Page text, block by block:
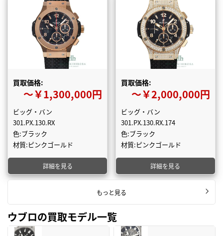
買取価格:
〜￥1,300,000円
ビッグ・バン
301.PX.130.RX
色:ブラック
材質:ピンクゴールド
詳細を見る
買取価格:
〜￥2,000,000円
ビッグ・バン
301.PX.130.RX.174
色:ブラック
材質:ピンクゴールド
詳細を見る
もっと見る
ウブロの買取モデル一覧